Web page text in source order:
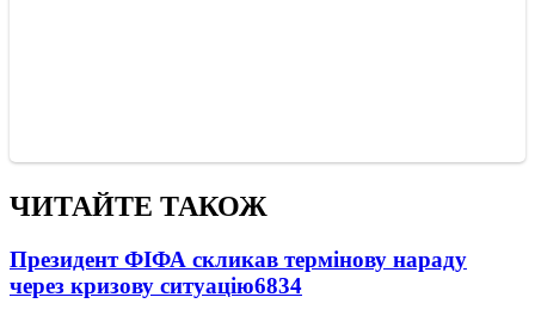
ЧИТАЙТЕ ТАКОЖ
Президент ФІФА скликав термінову нараду
через кризову ситуацію6834